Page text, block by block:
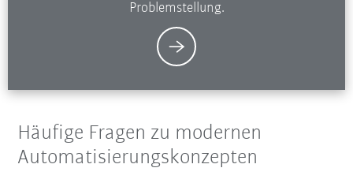
Problemstellung.
Häufige Fragen zu modernen
Automatisierungskonzepten